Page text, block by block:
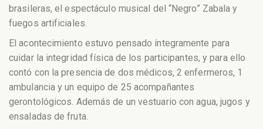
brasileras, el espectáculo musical del “Negro” Zabala y
fuegos artificiales.
El acontecimiento estuvo pensado íntegramente para
cuidar la integridad física de los participantes, y para ello
contó con la presencia de dos médicos, 2 enfermeros, 1
ambulancia y un equipo de 25 acompañantes
gerontológicos. Además de un vestuario con agua, jugos y
ensaladas de fruta.